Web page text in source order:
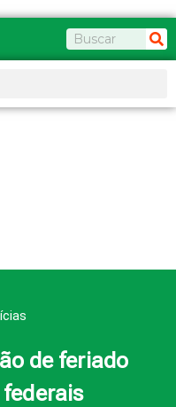
Pesquisar
de feriado